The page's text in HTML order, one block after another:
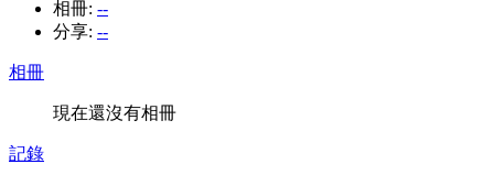
相冊: --
分享: --
相冊
現在還沒有相冊
記錄